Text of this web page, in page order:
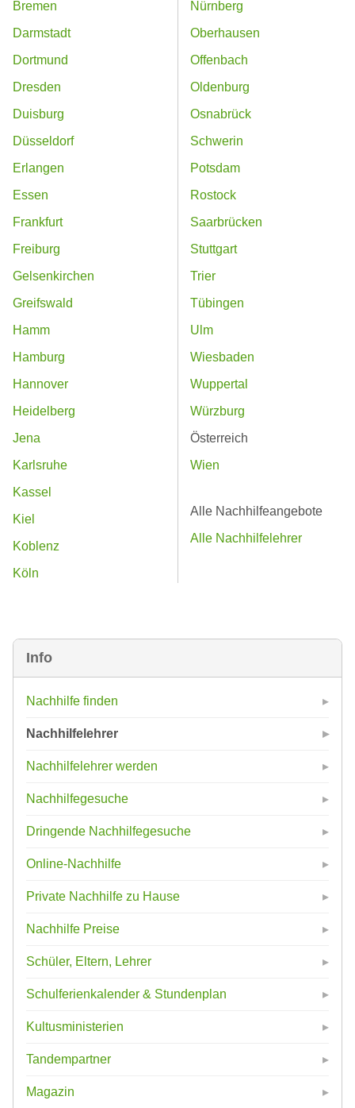
Info
Nachhilfe finden
Nachhilfelehrer
Nachhilfelehrer werden
Nachhilfegesuche
Dringende Nachhilfegesuche
Online-Nachhilfe
Private Nachhilfe zu Hause
Nachhilfe Preise
Schüler, Eltern, Lehrer
Schulferienkalender & Stundenplan
Kultusministerien
Tandempartner
Magazin
Bremen
Darmstadt
Dortmund
Dresden
Duisburg
Düsseldorf
Erlangen
Essen
Frankfurt
Freiburg
Gelsenkirchen
Greifswald
Hamm
Hamburg
Hannover
Heidelberg
Jena
Karlsruhe
Kassel
Kiel
Koblenz
Köln
Nürnberg
Oberhausen
Offenbach
Oldenburg
Osnabrück
Schwerin
Potsdam
Rostock
Saarbrücken
Stuttgart
Trier
Tübingen
Ulm
Wiesbaden
Wuppertal
Würzburg
Österreich
Wien
Alle Nachhilfeangebote
Alle Nachhilfelehrer